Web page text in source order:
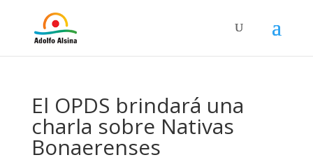
El OPDS brindará una
charla sobre Nativas
Bonaerenses